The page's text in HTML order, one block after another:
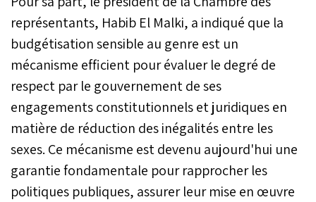
représentants, Habib El Malki, a indiqué que la
budgétisation sensible au genre est un
mécanisme efficient pour évaluer le degré de
respect par le gouvernement de ses
engagements constitutionnels et juridiques en
matière de réduction des inégalités entre les
sexes. Ce mécanisme est devenu aujourd'hui une
garantie fondamentale pour rapprocher les
politiques publiques, assurer leur mise en œuvre